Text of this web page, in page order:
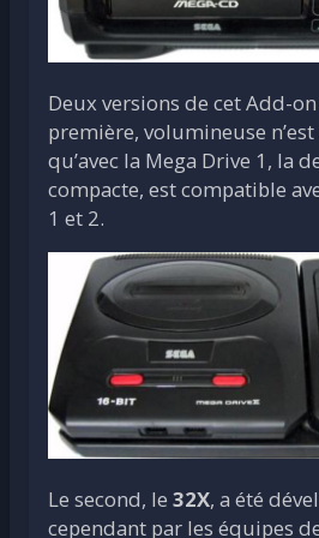
Deux versions de cet Add-
première, volumineuse
qu’avec la Mega Drive 1, la
compacte, est compatible
1 et 2.
Le second, le 32X, a été
cependant par les équipes